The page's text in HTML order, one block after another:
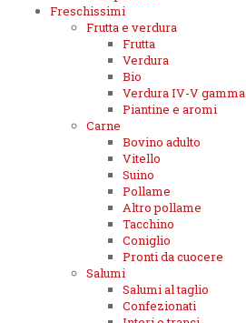
Freschissimi
Frutta e verdura
Frutta
Verdura
Bio
Verdura IV-V gamma
Piantine e aromi
Carne
Bovino adulto
Vitello
Suino
Pollame
Altro pollame
Tacchino
Coniglio
Pronti da cuocere
Salumi
Salumi al taglio
Confezionati